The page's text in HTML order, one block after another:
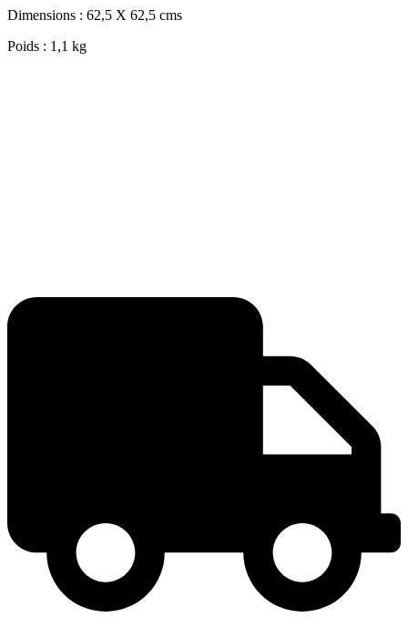
Dimensions : 62,5 X 62,5 cms
Poids : 1,1 kg